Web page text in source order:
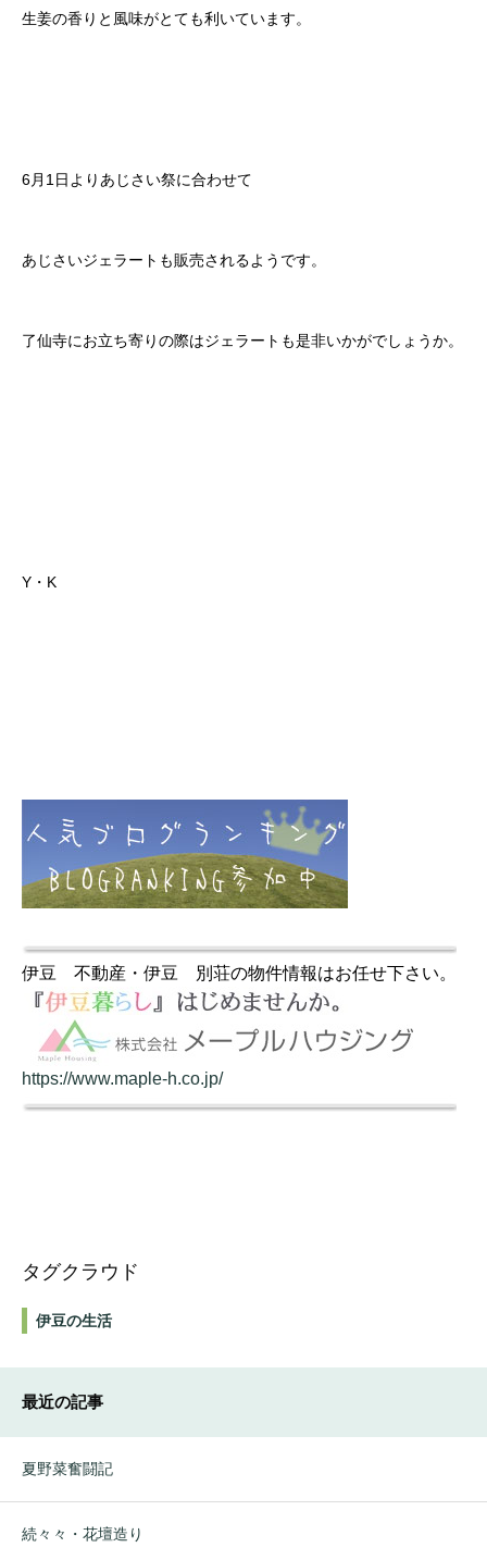
生姜の香りと風味がとても利いています。
6月1日よりあじさい祭に合わせて
あじさいジェラートも販売されるようです。
了仙寺にお立ち寄りの際はジェラートも是非いかがでしょうか。
Y・K
伊豆 不動産・伊豆 別荘の物件情報はお任せ下さい。
https://www.maple-h.co.jp/
タグクラウド
伊豆の生活
最近の記事
夏野菜奮闘記
続々々・花壇造り